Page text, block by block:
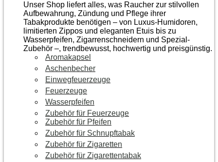
Unser Shop liefert alles, was Raucher zur stilvollen
Aufbewahrung, Zündung und Pflege ihrer
Tabakprodukte benötigen – von Luxus-Humidoren,
limitierten Zippos und eleganten Etuis bis zu
Wasserpfeifen, Zigarrenschneidern und Spezial-
Zubehör –, trendbewusst, hochwertig und preisgünstig.
Aromakapsel
Aschenbecher
Einwegfeuerzeuge
Feuerzeuge
Wasserpfeifen
Zubehör für Feuerzeuge
Zubehör für Pfeifen
Zubehör für Schnupftabak
Zubehör für Zigaretten
Zubehör für Zigarettentabak